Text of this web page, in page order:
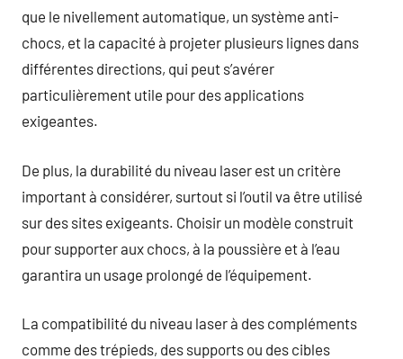
que le nivellement automatique, un système anti-
chocs, et la capacité à projeter plusieurs lignes dans
différentes directions, qui peut s’avérer
particulièrement utile pour des applications
exigeantes.
De plus, la durabilité du niveau laser est un critère
important à considérer, surtout si l’outil va être utilisé
sur des sites exigeants. Choisir un modèle construit
pour supporter aux chocs, à la poussière et à l’eau
garantira un usage prolongé de l’équipement.
La compatibilité du niveau laser à des compléments
comme des trépieds, des supports ou des cibles